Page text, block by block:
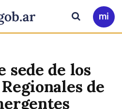
Ir
a
Buscar
sede de los
de